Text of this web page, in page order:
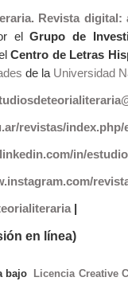
Revista
elGrupo de
Centro de Letras
de laUniversidad
revistas/index.php/
in/
|
en línea)
bajo
Licencia Creative